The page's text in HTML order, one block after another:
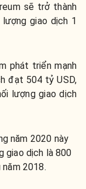
sẽ trở thành
giao dịch 1
phát triển mạnh
đạt 504 tỷ USD,
lượng giao dịch
năm 2020 này
giao dịch là 800
2018.